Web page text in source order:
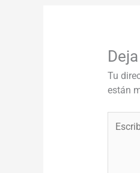
Tu
están
aquí...